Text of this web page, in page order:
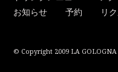
お知らせ
予約 リ
© Copyright 2009 LA